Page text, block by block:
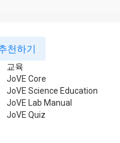
천하기
교육
JoVE Core
JoVE Science Education
JoVE Lab Manual
JoVE Quiz